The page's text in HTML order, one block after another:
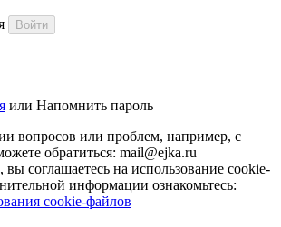
Войти
или Напомнить пароль
вопросов или проблем, например, с
обратиться: mail@ejka.ru
вы соглашаетесь на использование cookie-
информации ознакомьтесь:
cookie-файлов